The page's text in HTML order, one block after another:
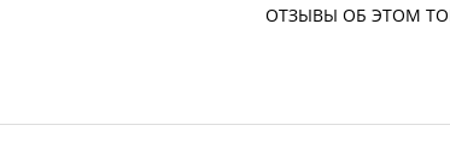
ОТЗЫВЫ ОБ ЭТОМ